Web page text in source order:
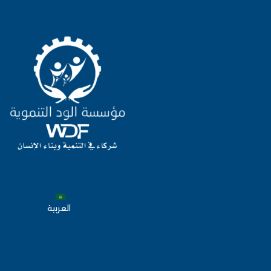
العربية